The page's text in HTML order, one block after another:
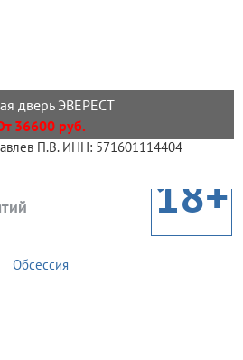
дверь ЭВЕРЕСТ
36600 руб.
П.В. ИНН: 571601114404
18+
Обсессия